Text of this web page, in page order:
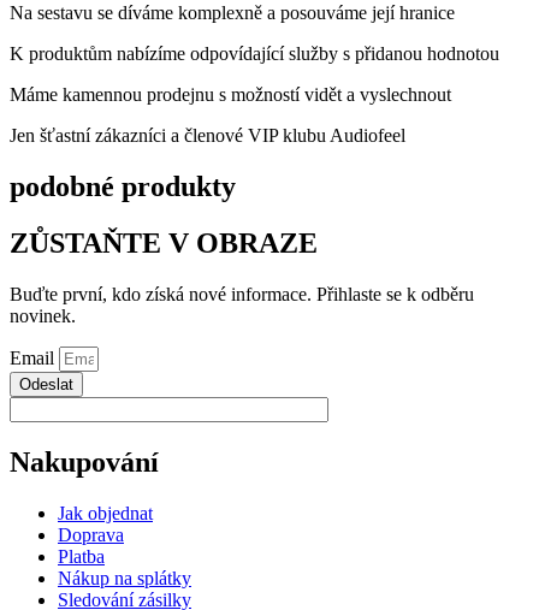
až
30
030 Kč
Na sestavu se díváme komplexně a posouváme její hranice
K produktům nabízíme odpovídající služby s přidanou hodnotou
Máme kamennou prodejnu s možností vidět a vyslechnout
Jen šťastní zákazníci a členové VIP klubu Audiofeel
podobné produkty
ZŮSTAŇTE V OBRAZE
Buďte první, kdo získá nové informace. Přihlaste se k odběru
novinek.
Email
Odeslat
Nakupování
Jak objednat
Doprava
Platba
Nákup na splátky
Sledování zásilky